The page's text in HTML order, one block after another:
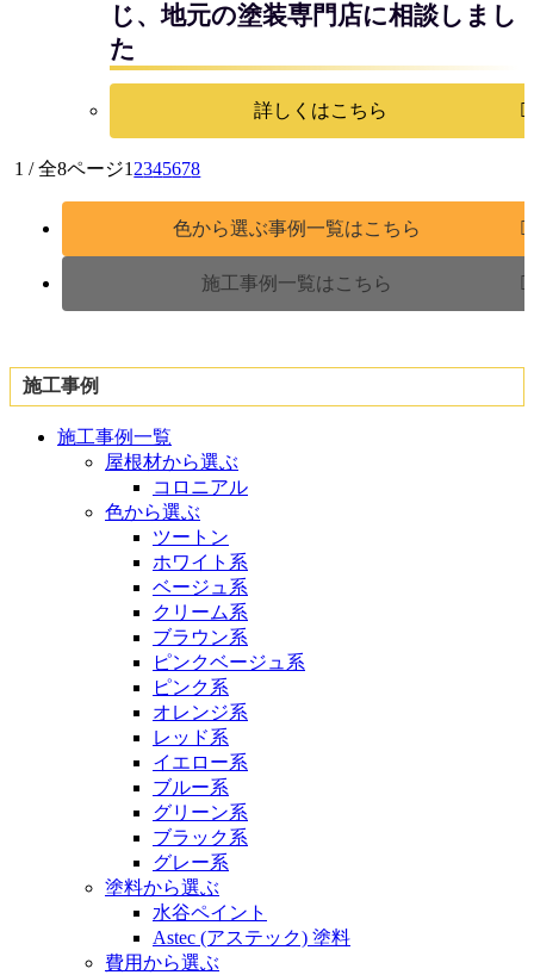
じ、地元の塗装専門店に相談しまし
た
詳しくはこちら
1 / 全8ページ1 2345678
色から選ぶ事例一覧はこちら
施工事例一覧はこちら
施工事例
施工事例一覧
屋根材から選ぶ
コロニアル
色から選ぶ
ツートン
ホワイト系
ベージュ系
クリーム系
ブラウン系
ピンクベージュ系
ピンク系
オレンジ系
レッド系
イエロー系
ブルー系
グリーン系
ブラック系
グレー系
塗料から選ぶ
水谷ペイント
Astec (アステック) 塗料
費用から選ぶ